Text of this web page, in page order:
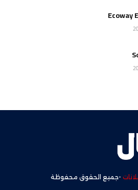
Ecoway
-جميع الحقوق محفوظة